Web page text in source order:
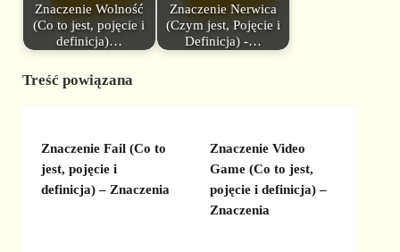
Znaczenie Wolność
(Co to jest, pojęcie i
definicja)…
Znaczenie Nerwica
(Czym jest, Pojęcie i
Definicja) -…
Treść powiązana
Znaczenie Fail (Co to
jest, pojęcie i
definicja) – Znaczenia
Znaczenie Video
Game (Co to jest,
pojęcie i definicja) –
Znaczenia